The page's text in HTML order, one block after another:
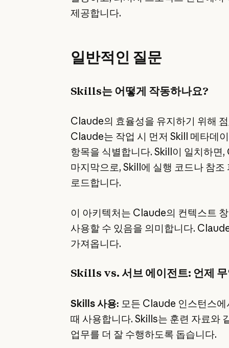
제공합니다.
일반적인 질문
Skills는 어떻게 작동하나요?
Claude의 효율성을 유지하기 위해
Claude는 작업 시 먼저 Skill 메타데
항목을 식별합니다. Skill이 일치하
마지막으로, Skill에 실행 코드나 참
로드합니다.
이 아키텍처는 Claude의 컨텍스트
사용할 수 있음을 의미합니다.
가져옵니다.
Skills vs. 서브 에이전트: 언제
Skills 사용: 모든 Claude 인스턴스
때 사용합니다. Skills는 훈련 자료와
업무를 더 잘 수행하도록 돕습니다.